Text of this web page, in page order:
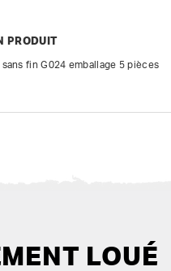
PRODUIT
sans fin G024 emballage 5 pièces
LOUÉ